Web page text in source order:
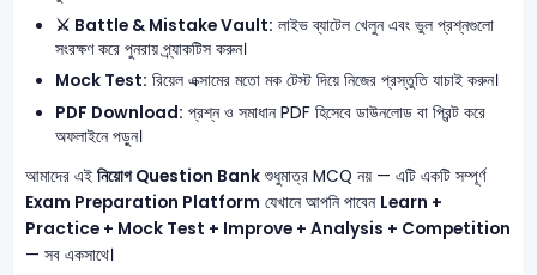
⚔️ Battle & Mistake Vault: লাইভ ব্যাটেল খেলুন এবং ভুল প্রশ্নগুলো
সংরক্ষণ করে পুনরায় প্র্যাকটিস করুন।
Mock Test: রিয়েল এক্সামের মতো মক টেস্ট দিয়ে নিজের প্রস্তুতি যাচাই করুন।
PDF Download: প্রশ্ন ও সমাধান PDF হিসেবে ডাউনলোড বা প্রিন্ট করে
অফলাইনে পড়ুন।
আমাদের এই নিয়োগ Question Bankশুধুমাত্র MCQ নয় — এটি একটি সম্পূর্ণ
Exam Preparation Platform যেখানে আপনি পাবেন Learn +
Practice + Mock Test + Improve + Analysis + Competition
— সব একসাথে।